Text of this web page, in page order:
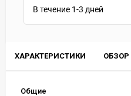
ХАРАКТЕРИСТИКИ ОБЗОР
Общие
В течение 1-3 дней